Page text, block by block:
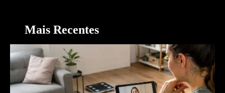
Mais Recentes